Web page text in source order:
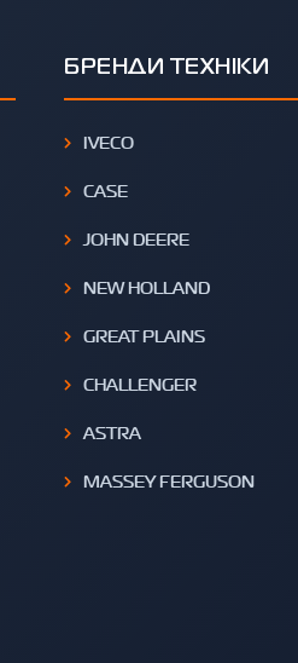
БРЕНДИ ТЕХНІКИ
IVECO
CASE
JOHN DEERE
NEW HOLLAND
GREAT PLAINS
CHALLENGER
ASTRA
MASSEY FERGUSON